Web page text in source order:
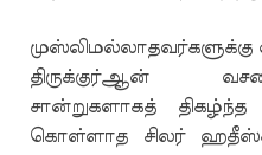
திருக்குர்ஆன்
சான்றுகளாகத்
கொள்ளாத சிலர்